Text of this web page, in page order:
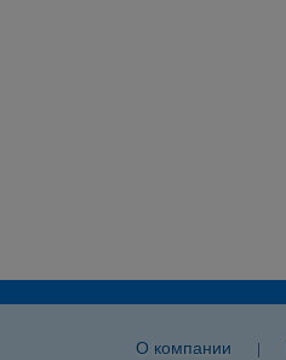
О компании |